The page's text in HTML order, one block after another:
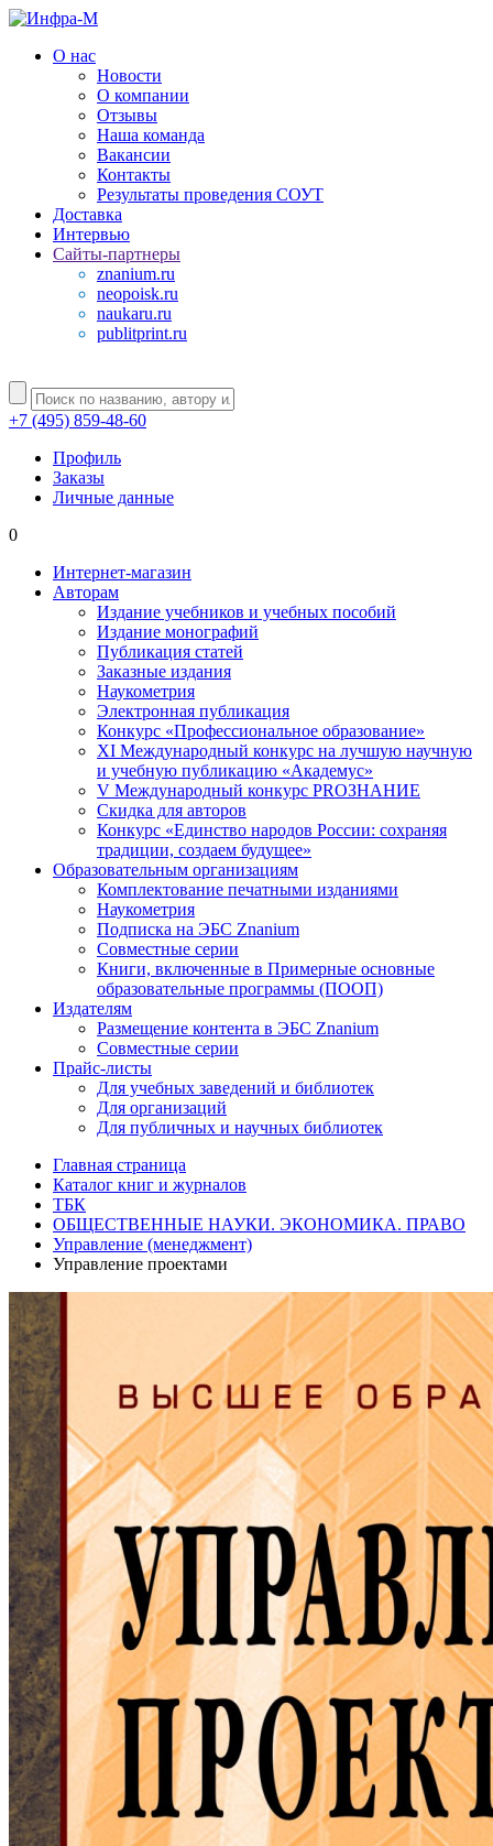
О нас
Новости
О компании
Отзывы
Наша команда
Вакансии
Контакты
Результаты проведения СОУТ
Доставка
Интервью
Сайты-партнеры
znanium.ru
neopoisk.ru
naukaru.ru
publitprint.ru
+7 (495) 859-48-60
Профиль
Заказы
Личные данные
0
Интернет-магазин
Авторам
Издание учебников и учебных пособий
Издание монографий
Публикация статей
Заказные издания
Наукометрия
Электронная публикация
Конкурс «Профессиональное образование»
XI Международный конкурс на лучшую научную
и учебную публикацию «Академус»
V Международный конкурс PROЗНАНИЕ
Скидка для авторов
Конкурс «Единство народов России: сохраняя
традиции, создаем будущее»
Образовательным организациям
Комплектование печатными изданиями
Наукометрия
Подписка на ЭБС Znanium
Совместные серии
Книги, включенные в Примерные основные
образовательные программы (ПООП)
Издателям
Размещение контента в ЭБС Znanium
Совместные серии
Прайс-листы
Для учебных заведений и библиотек
Для организаций
Для публичных и научных библиотек
Главная страница
Каталог книг и журналов
ТБК
ОБЩЕСТВЕННЫЕ НАУКИ. ЭКОНОМИКА. ПРАВО
Управление (менеджмент)
Управление проектами